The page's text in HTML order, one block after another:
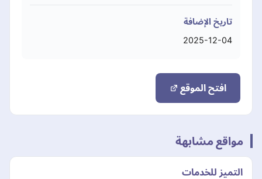
تاريخ الإضافة
2025-12-04
افتح الموقع
مواقع مشابهة
التميز للخدمات